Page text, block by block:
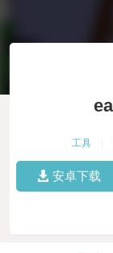
工具
安卓下载